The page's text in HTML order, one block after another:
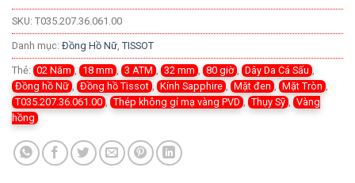
SKU: T035.207.36.061.00
Danh mục: Đồng Hồ Nữ TISSOT
Thẻ: 02 Năm 18 mm 3 ATM 32 mm 80 giờ Dây Da Cá Sấu
Đồng hồ Nữ
Đồng hồ Tissot Kính Sapphire Mặt đen Mặt Tròn
T035.207.36.061.00
Thép không gỉ mạ vàng PVD Thụy Sỹ
Vàng
hồng